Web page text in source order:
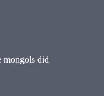
mongols did